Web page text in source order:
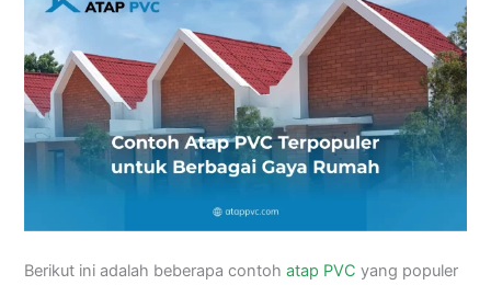
Berikut ini adalah beberapa contohatap PVC yang populer